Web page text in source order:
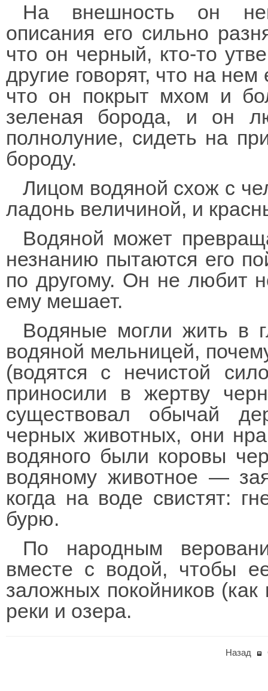
На внешность он
описания его сильно
что он черный, кто-то
другие говорят, что на
что он покрыт мхом и
зеленая борода, и он
полнолуние, сидеть на
бороду.
Лицом водяной схож с
ладонь величиной, и
Водяной может
незнанию пытаются его
по другому. Он не любит
ему мешает.
Водяные могли жить в
водяной мельницей,
(водятся с нечистой
приносили в жертву
существовал обычай
черных животных, они
водяного были коровы
водяному животное —
когда на воде свистят:
бурю.
По народным
вместе с водой, чтобы
заложных покойников
реки и озера.
Назад